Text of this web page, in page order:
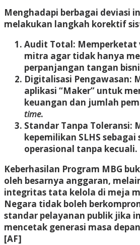
Menghadapi berbagai deviasi
melakukan langkah korektif
Audit Total: Memperketat
mitra agar tidak hanya
perpanjangan tangan
Digitalisasi Pengawasan:
aplikasi “Maker” untuk
keuangan dan jumlah
time.
Standar Tanpa Toleransi:
kepemilikan SLHS
operasional tanpa kecuali.
Keberhasilan Program MBG
oleh besarnya anggaran,
integritas tata kelola di meja
Negara tidak boleh
standar pelayanan publik jika
mencetak generasi masa
[AF]